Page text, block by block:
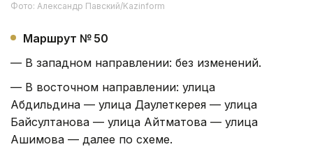
Фото: Александр Павский/Kazinform
Маршрут № 50
— В западном направлении: без изменений.
— В восточном направлении: улица
Абдильдина — улица Даулеткерея — улица
Байсултанова — улица Айтматова — улица
Ашимова — далее по схеме.